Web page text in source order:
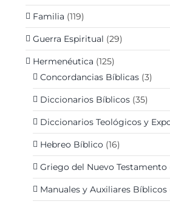
Familia (119)
Guerra Espiritual (29)
Hermenéutica (125)
Concordancias Bíblicas (3)
Diccionarios Bíblicos (35)
Diccionarios Teológicos y
Hebreo Bíblico (16)
Griego del Nuevo Testamento
Manuales y Auxiliares Bíblicos